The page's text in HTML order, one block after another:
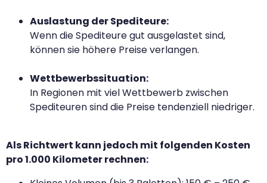
Auslastung der Spediteure:
Wenn die Spediteure gut ausgelastet sind,
können sie höhere Preise verlangen.
Wettbewerbssituation:
In Regionen mit viel Wettbewerb zwischen
Spediteuren sind die Preise tendenziell niedriger.
Als Richtwert kann jedoch mit folgenden Kosten
pro 1.000 Kilometer rechnen: